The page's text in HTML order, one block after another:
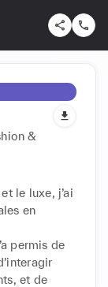
&
le luxe, j’ai
en
permis de
et de